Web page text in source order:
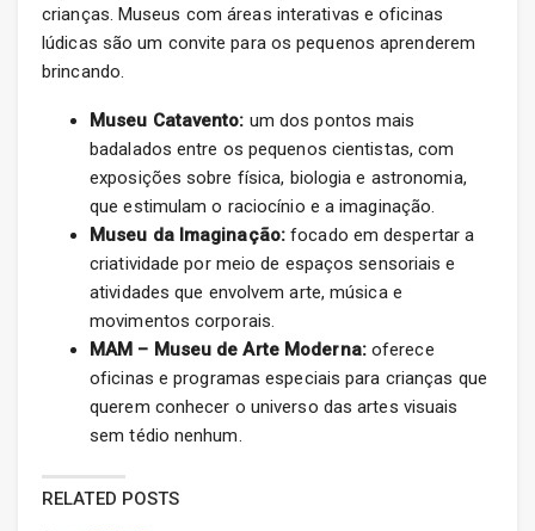
crianças. Museus com áreas interativas e oficinas
lúdicas são um convite para os pequenos aprenderem
brincando.
Museu Catavento: um dos pontos mais
badalados entre os pequenos cientistas, com
exposições sobre física, biologia e astronomia,
que estimulam o raciocínio e a imaginação.
Museu da Imaginação: focado em despertar a
criatividade por meio de espaços sensoriais e
atividades que envolvem arte, música e
movimentos corporais.
MAM – Museu de Arte Moderna:oferece
oficinas e programas especiais para crianças que
querem conhecer o universo das artes visuais
sem tédio nenhum.
RELATED POSTS